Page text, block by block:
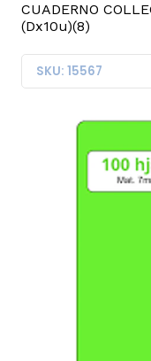
CUADERNO
(Dx10u)(8)
SKU: 15567